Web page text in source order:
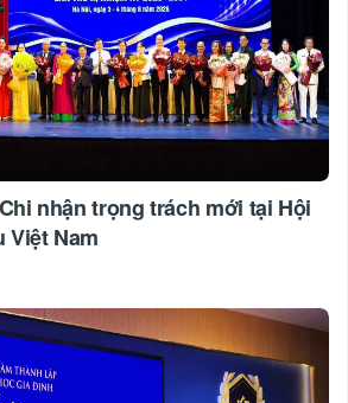
nhận trọng trách mới tại Hội
Việt Nam